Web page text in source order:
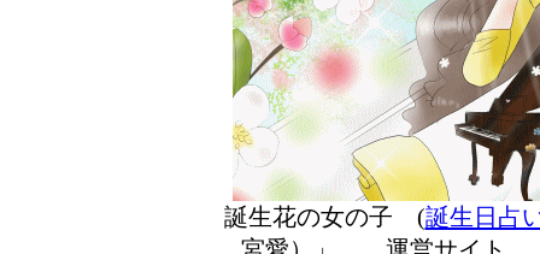
誕生花の女の子 (誕生日占